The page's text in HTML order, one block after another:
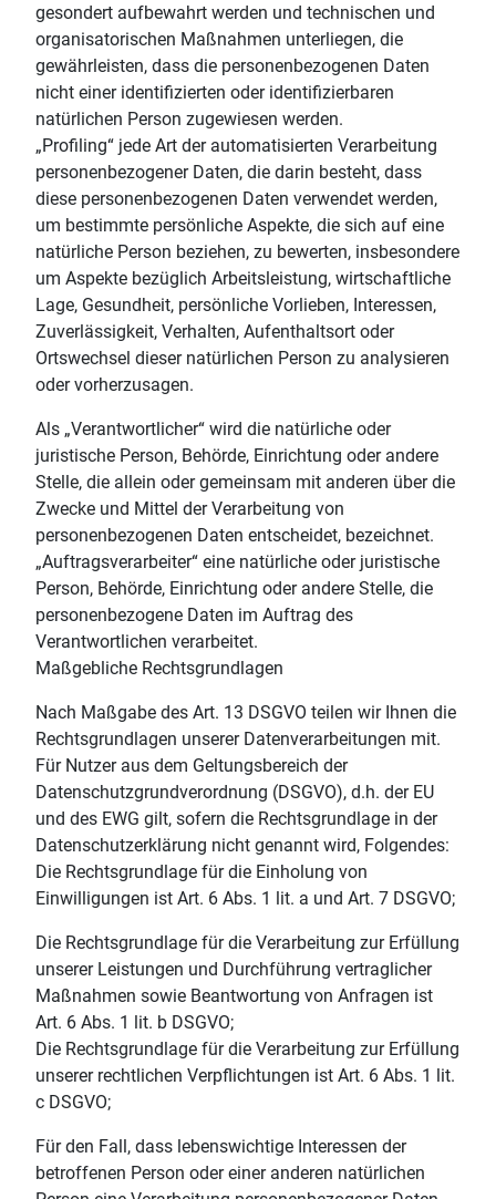
gesondert aufbewahrt werden und technischen und
organisatorischen Maßnahmen unterliegen, die
gewährleisten, dass die personenbezogenen Daten
nicht einer identifizierten oder identifizierbaren
natürlichen Person zugewiesen werden.
„Profiling“ jede Art der automatisierten Verarbeitung
personenbezogener Daten, die darin besteht, dass
diese personenbezogenen Daten verwendet werden,
um bestimmte persönliche Aspekte, die sich auf eine
natürliche Person beziehen, zu bewerten, insbesondere
um Aspekte bezüglich Arbeitsleistung, wirtschaftliche
Lage, Gesundheit, persönliche Vorlieben, Interessen,
Zuverlässigkeit, Verhalten, Aufenthaltsort oder
Ortswechsel dieser natürlichen Person zu analysieren
oder vorherzusagen.
Als „Verantwortlicher“ wird die natürliche oder
juristische Person, Behörde, Einrichtung oder andere
Stelle, die allein oder gemeinsam mit anderen über die
Zwecke und Mittel der Verarbeitung von
personenbezogenen Daten entscheidet, bezeichnet.
„Auftragsverarbeiter“ eine natürliche oder juristische
Person, Behörde, Einrichtung oder andere Stelle, die
personenbezogene Daten im Auftrag des
Verantwortlichen verarbeitet.
Maßgebliche Rechtsgrundlagen
Nach Maßgabe des Art. 13 DSGVO teilen wir Ihnen die
Rechtsgrundlagen unserer Datenverarbeitungen mit.
Für Nutzer aus dem Geltungsbereich der
Datenschutzgrundverordnung (DSGVO), d.h. der EU
und des EWG gilt, sofern die Rechtsgrundlage in der
Datenschutzerklärung nicht genannt wird, Folgendes:
Die Rechtsgrundlage für die Einholung von
Einwilligungen ist Art. 6 Abs. 1 lit. a und Art. 7 DSGVO;
Die Rechtsgrundlage für die Verarbeitung zur Erfüllung
unserer Leistungen und Durchführung vertraglicher
Maßnahmen sowie Beantwortung von Anfragen ist
Art. 6 Abs. 1 lit. b DSGVO;
Die Rechtsgrundlage für die Verarbeitung zur Erfüllung
unserer rechtlichen Verpflichtungen ist Art. 6 Abs. 1 lit.
c DSGVO;
Für den Fall, dass lebenswichtige Interessen der
betroffenen Person oder einer anderen natürlichen